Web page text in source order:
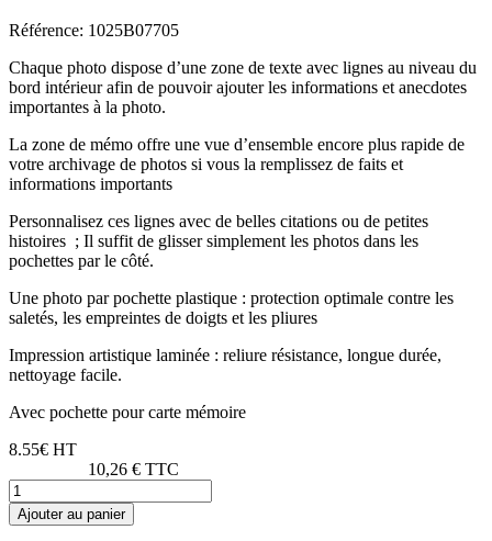
Référence: 1025B07705
Chaque photo dispose d’une zone de texte avec lignes au niveau du
bord intérieur afin de pouvoir ajouter les informations et anecdotes
importantes à la photo.
La zone de mémo offre une vue d’ensemble encore plus rapide de
votre archivage de photos si vous la remplissez de faits et
informations importants
Personnalisez ces lignes avec de belles citations ou de petites
histoires ; Il suffit de glisser simplement les photos dans les
pochettes par le côté.
Une photo par pochette plastique : protection optimale contre les
saletés, les empreintes de doigts et les pliures
Impression artistique laminée : reliure résistance, longue durée,
nettoyage facile.
Avec pochette pour carte mémoire
8.55€ HT
10,26 € TTC
Ajouter au panier